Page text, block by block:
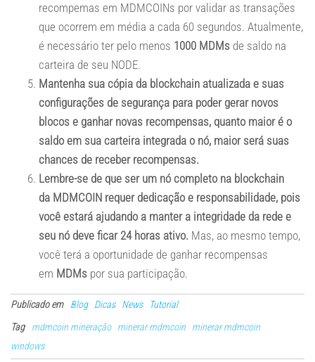
recompemas em MDMCOINs por validar as transações
que ocorrem em média a cada 60 segundos. Atualmente,
é necessário ter pelo menos 1000 MDMs de saldo na
carteira de seu NODE.
Mantenha sua cópia da blockchain atualizada e suas
configurações de segurança para poder gerar novos
blocos e ganhar novas recompensas, quanto maior é o
saldo em sua carteira integrada o nó, maior será suas
chances de receber recompensas.
Lembre-se de que ser um nó completo na blockchain
da MDMCOIN requer dedicação e responsabilidade, pois
você estará ajudando a manter a integridade da rede e
seu nó deve ficar 24 horas ativo. Mas, ao mesmo tempo,
você terá a oportunidade de ganhar recompensas
em MDMs por sua participação.
Publicado em Blog Dicas News
Tutorial
Tag
mdmcoin mineração minerar mdmcoin
minerar mdmcoin
windows